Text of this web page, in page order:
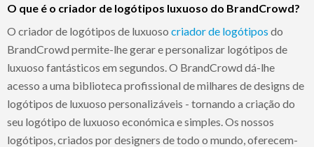
O que é o criador de logótipos luxuoso do BrandCrowd?
O criador de logótipos de luxuoso criador de logótipos do
BrandCrowd permite-lhe gerar e personalizar logótipos de
luxuoso fantásticos em segundos. O BrandCrowd dá-lhe
acesso a uma biblioteca profissional de milhares de designs de
logótipos de luxuoso personalizáveis - tornando a criação do
seu logótipo de luxuoso económica e simples. Os nossos
logótipos, criados por designers de todo o mundo, oferecem-